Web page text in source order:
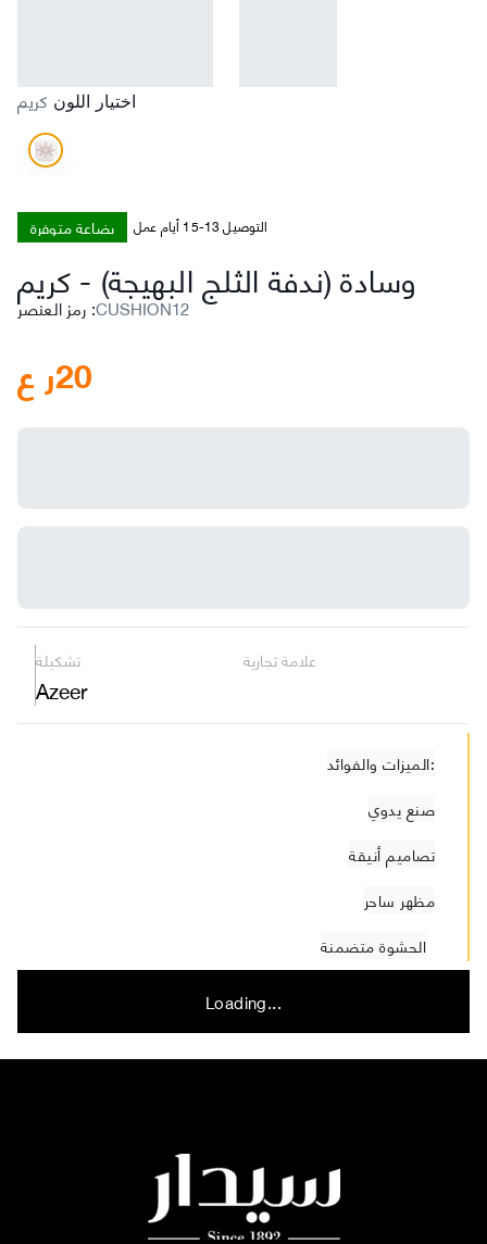
اختيار اللون كريم
بضاعة متوفرة التوصيل 13-15 أيام عمل
وسادة (ندفة الثلج البهيجة) -
:CUSHION12
ر ع20
تشكيلة
Azeer
علامة تجارية
الميزات والفوائد:
صنع يدوي
تصاميم أنيقة
مظهر ساحر
الحشوة متضمنة
Loading...